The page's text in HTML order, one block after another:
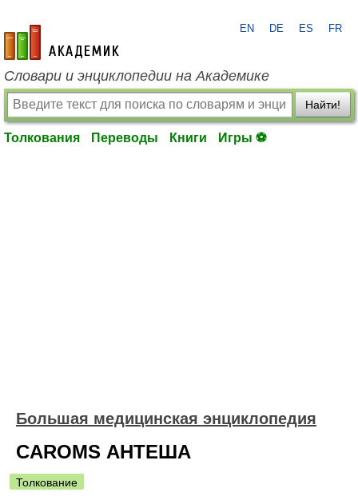
academic.ru
EN DE ES FR
Словари и энциклопедии на Академике
Найти!
Толкования Переводы Книги Игры ⚽
Большая медицинская энциклопедия
CAROMS АНТЕША
Толкование